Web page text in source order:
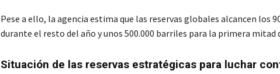
Pese a ello, la agencia estima que las reservas globales alcancen los
durante el resto del año y unos 500.000 barriles para la primera mitad
Situación de las reservas estratégicas para luchar